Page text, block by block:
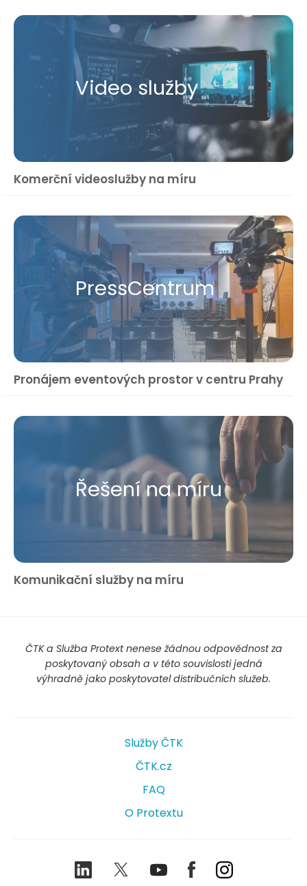
Video služby
Komerční videoslužby na míru
Press​Centrum
Pronájem eventových prostor v centru Prahy
Řešení na míru
Komunikační služby na míru
ČTK a Služba Protext nenese žádnou odpovědnost za
poskytovaný obsah a v této souvislosti jedná
výhradně jako poskytovatel distribučních služeb.
Služby ČTK
ČTK.cz
FAQ
O Protextu
LinkedIn TwitterYoutubeFacebookInstagram